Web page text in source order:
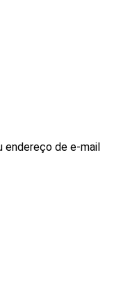
endereço de e-mail